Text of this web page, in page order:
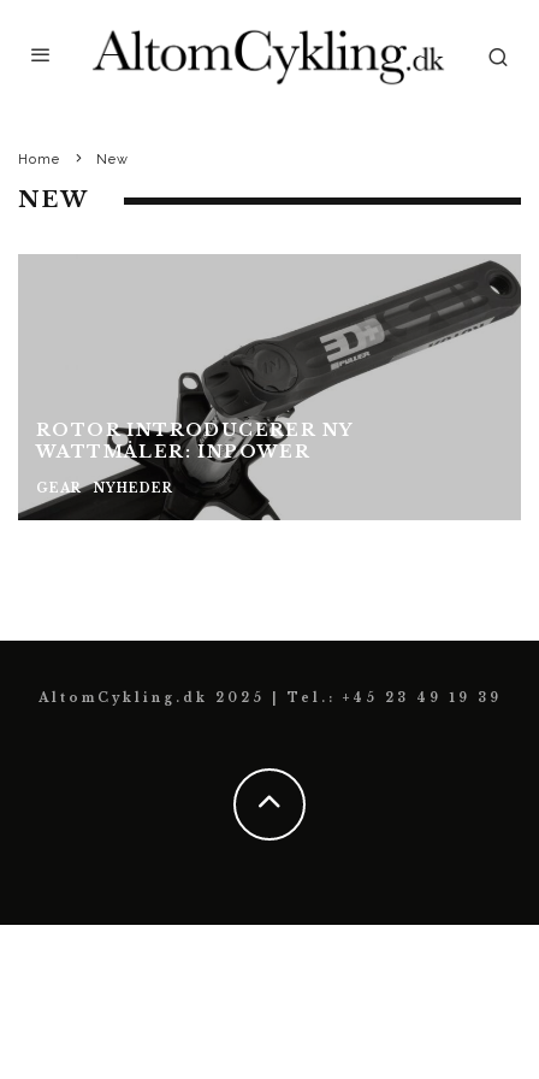
Home New
NEW
ROTOR INTRODUCERER NY
WATTMÅLER: INPOWER
GEAR NYHEDER
AltomCykling.dk 2025 | Tel.: +45 23 49 19 39